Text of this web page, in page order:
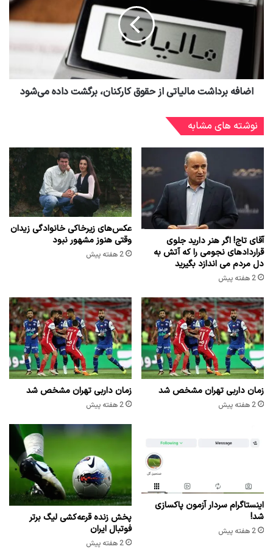
اضافه برداشت مالیاتی از حقوق کارکنان، برگشت داده می‌شود
نوشته های مشابه
آقای تاج! اگر هنر دارید جلوی
قراردادهای نجومی را که آتش به
دل مردم می اندازد بگیرید
2 هفته پیش
عکس‌های زیرخاکی خانوادگی زیدان
وقتی هنوز مشهور نبود
2 هفته پیش
زمان داربی تهران مشخص شد
2 هفته پیش
زمان داربی تهران مشخص شد
2 هفته پیش
اینستاگرام سردار آزمون پاکسازی
شد!
2 هفته پیش
پخش زنده قرعه‌کشی لیگ برتر
فوتبال ایران
2 هفته پیش